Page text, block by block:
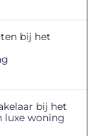
bij het
bij het
luxe woning